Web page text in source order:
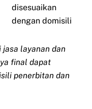
disesuaikan
dengan domisili
layanan dan
final dapat
penerbitan dan